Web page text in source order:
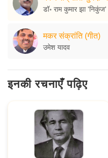
डॉ॰ राम कुमार झा 'निकुंज'
मकर संक्रांति (गीत)
उमेश यादव
इनकी रचनाएँ पढ़िए